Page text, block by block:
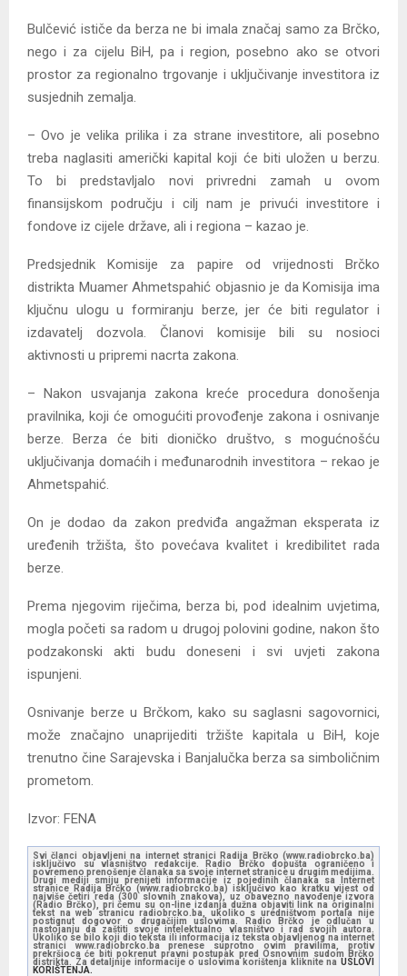
Bulčević ističe da berza ne bi imala značaj samo za Brčko,
nego i za cijelu BiH, pa i region, posebno ako se otvori
prostor za regionalno trgovanje i uključivanje investitora iz
susjednih zemalja.
– Ovo je velika prilika i za strane investitore, ali posebno
treba naglasiti američki kapital koji će biti uložen u berzu.
To bi predstavljalo novi privredni zamah u ovom
finansijskom području i cilj nam je privući investitore i
fondove iz cijele države, ali i regiona – kazao je.
Predsjednik Komisije za papire od vrijednosti Brčko
distrikta Muamer Ahmetspahić objasnio je da Komisija ima
ključnu ulogu u formiranju berze, jer će biti regulator i
izdavatelj dozvola. Članovi komisije bili su nosioci
aktivnosti u pripremi nacrta zakona.
– Nakon usvajanja zakona kreće procedura donošenja
pravilnika, koji će omogućiti provođenje zakona i osnivanje
berze. Berza će biti dioničko društvo, s mogućnošću
uključivanja domaćih i međunarodnih investitora – rekao je
Ahmetspahić.
On je dodao da zakon predviđa angažman eksperata iz
uređenih tržišta, što povećava kvalitet i kredibilitet rada
berze.
Prema njegovim riječima, berza bi, pod idealnim uvjetima,
mogla početi sa radom u drugoj polovini godine, nakon što
podzakonski akti budu doneseni i svi uvjeti zakona
ispunjeni.
Osnivanje berze u Brčkom, kako su saglasni sagovornici,
može značajno unaprijediti tržište kapitala u BiH, koje
trenutno čine Sarajevska i Banjalučka berza sa simboličnim
prometom.
Izvor: FENA
Svi članci objavljeni na internet stranici Radija Brčko (www.radiobrcko.ba)
isključivo su vlasništvo redakcije. Radio Brčko dopušta ograničeno i
povremeno prenošenje članaka sa svoje internet stranice u drugim medijima.
Drugi mediji smiju prenijeti informacije iz pojedinih članaka sa Internet
stranice Radija Brčko (www.radiobrcko.ba) isključivo kao kratku vijest od
najviše četiri reda (300 slovnih znakova), uz obavezno navođenje izvora
(Radio Brčko), pri čemu su on-line izdanja dužna objaviti link na originalni
tekst na web stranicu radiobrcko.ba, ukoliko s uredništvom portala nije
postignut dogovor o drugačijim uslovima. Radio Brčko je odlučan u
nastojanju da zaštiti svoje intelektualno vlasništvo i rad svojih autora.
Ukoliko se bilo koji dio teksta ili informacija iz teksta objavljenog na internet
stranici www.radiobrcko.ba prenese suprotno ovim pravilima, protiv
prekršioca će biti pokrenut pravni postupak pred Osnovnim sudom Brčko
distrikta. Za detaljnije informacije o uslovima korištenja kliknite na USLOVI
KORIŠTENJA.